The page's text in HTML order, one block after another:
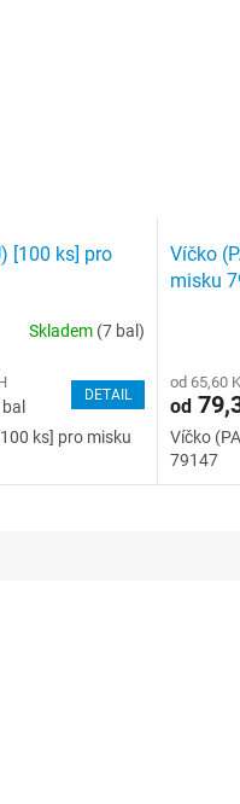
[100 ks] pro
Skladem (7 bal)
DETAIL
ks] pro misku
Víčko
misku
od 65,60
od
Víčko
79147